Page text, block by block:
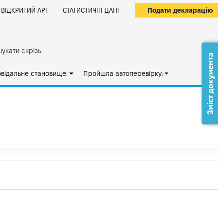
ВІДКРИТИЙ АРІ СТАТИСТИЧНІ ДАНІ Подати декларацію
скрізь
становище: Пройшла автоперевірку: Зміст документа